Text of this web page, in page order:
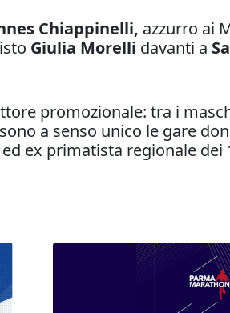
Chiappinelli, azzurro ai
Giulia Morelli davanti a
promozionale: tra i
a senso unico le gare
ex primatista regionale dei